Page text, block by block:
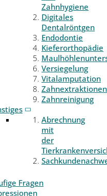
Zahnhygiene
Digitales
Dentalröntgen
Endodontie
Kieferorthopädie
Versiegelung
Vitalamputation
Zahnextraktionen
Zahnreinigung
Abrechnung
mit
der
Fragen